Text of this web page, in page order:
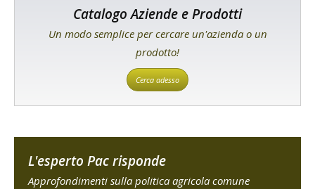
Catalogo Aziende e Prodotti
Un modo semplice per cercare un'azienda o un
prodotto!
Cerca adesso
L'esperto Pac risponde
Approfondimenti sulla politica agricola comune